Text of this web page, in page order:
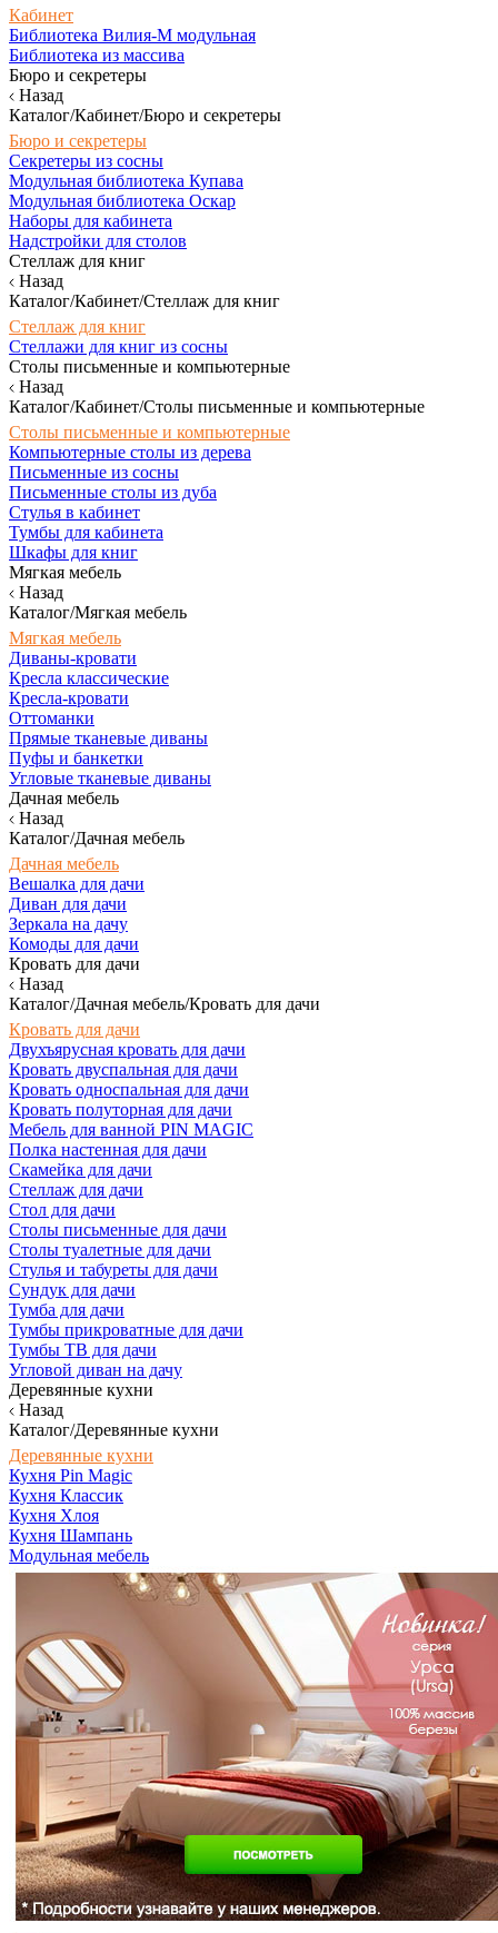
Кабинет
Библиотека Вилия-М модульная
Библиотека из массива
Бюро и секретеры
Назад
Каталог/Кабинет/Бюро и секретеры
Бюро и секретеры
Секретеры из сосны
Модульная библиотека Купава
Модульная библиотека Оскар
Наборы для кабинета
Надстройки для столов
Стеллаж для книг
Назад
Каталог/Кабинет/Стеллаж для книг
Стеллаж для книг
Стеллажи для книг из сосны
Столы письменные и компьютерные
Назад
Каталог/Кабинет/Столы письменные и компьютерные
Столы письменные и компьютерные
Компьютерные столы из дерева
Письменные из сосны
Письменные столы из дуба
Стулья в кабинет
Тумбы для кабинета
Шкафы для книг
Мягкая мебель
Назад
Каталог/Мягкая мебель
Мягкая мебель
Диваны-кровати
Кресла классические
Кресла-кровати
Оттоманки
Прямые тканевые диваны
Пуфы и банкетки
Угловые тканевые диваны
Дачная мебель
Назад
Каталог/Дачная мебель
Дачная мебель
Вешалка для дачи
Диван для дачи
Зеркала на дачу
Комоды для дачи
Кровать для дачи
Назад
Каталог/Дачная мебель/Кровать для дачи
Кровать для дачи
Двухъярусная кровать для дачи
Кровать двуспальная для дачи
Кровать односпальная для дачи
Кровать полуторная для дачи
Мебель для ванной PIN MAGIC
Полка настенная для дачи
Скамейка для дачи
Стеллаж для дачи
Стол для дачи
Столы письменные для дачи
Столы туалетные для дачи
Стулья и табуреты для дачи
Сундук для дачи
Тумба для дачи
Тумбы прикроватные для дачи
Тумбы ТВ для дачи
Угловой диван на дачу
Деревянные кухни
Назад
Каталог/Деревянные кухни
Деревянные кухни
Кухня Pin Magic
Кухня Классик
Кухня Хлоя
Кухня Шампань
Модульная мебель